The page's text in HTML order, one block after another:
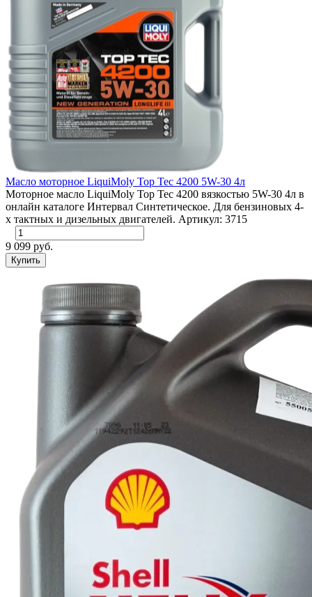
Масло моторное LiquiMoly Top Tec 4200 5W-30 4л
Моторное масло LiquiMoly Top Tec 4200 вязкостью 5W-30 4л в
онлайн каталоге Интервал Синтетическое. Для бензиновых 4-
х тактных и дизельных двигателей. Артикул: 3715
9 099 руб.
Купить